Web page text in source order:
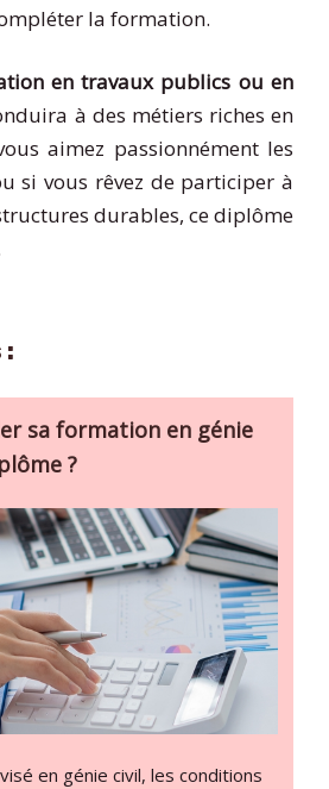
la formation.
en travaux publics ou en
à des métiers riches en
aimez passionnément les
si vous rêvez de participer à
durables, ce diplôme
:
sa formation en génie
?
en génie civil, les conditions